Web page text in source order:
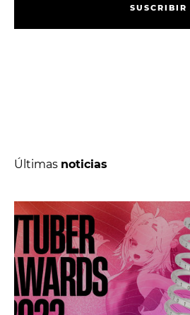
SU SCRI BI R
Últimas noticias